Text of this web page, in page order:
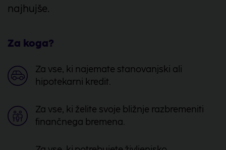
najhujše.
Za koga?
Za vse, ki najemate stanovanjski ali
hipotekarni kredit.
Za vse, ki želite svoje bližnje razbremeniti
finančnega bremena.